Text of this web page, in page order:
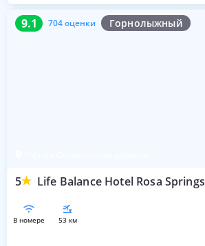
9.1 704 оценки Горнолыжный
5 Life Balance Hotel Rosa Springs
9.1 704 оценки
в номере 53 км